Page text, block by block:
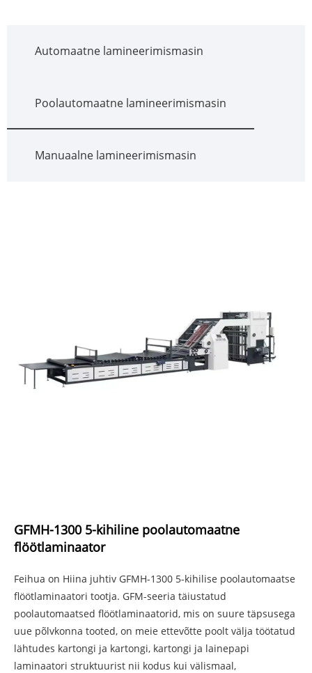
Automaatne lamineerimismasin
Poolautomaatne lamineerimismasin
Manuaalne lamineerimismasin
GFMH-1300 5-kihiline poolautomaatne
flöötlaminaator
Feihua on Hiina juhtiv GFMH-1300 5-kihilise poolautomaatse
flöötlaminaatori tootja. GFM-seeria täiustatud
poolautomaatsed flöötlaminaatorid, mis on suure täpsusega
uue põlvkonna tooted, on meie ettevõtte poolt välja töötatud
lähtudes kartongi ja kartongi, kartongi ja lainepapi
laminaatori struktuurist nii kodus kui välismaal,